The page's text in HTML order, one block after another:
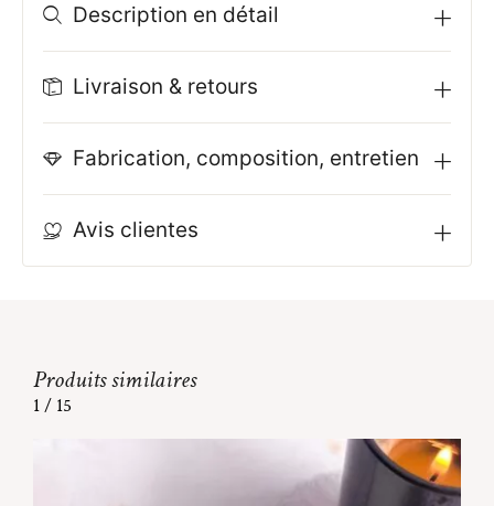
Description en détail
Livraison & retours
Fabrication, composition, entretien
Avis clientes
Produits similaires
1/ 15